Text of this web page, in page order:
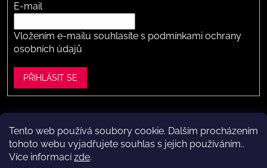
Tento web používá soubory cookie. Dalším procházením
tohoto webu vyjadřujete souhlas s jejich používáním..
Více informacízde.
E-mail
Vložením e-mailu souhlasíte s podmínkami ochrany
osobních údajů
PŘIHLÁSIT SE
Vytvořil Shoptet